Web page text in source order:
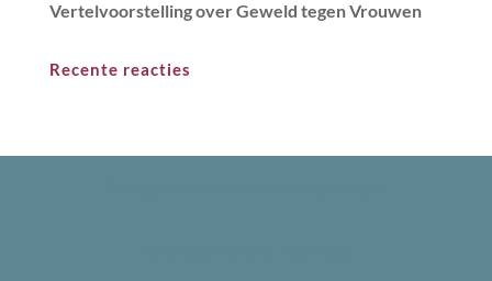
Vertelvoorstelling over Geweld tegen Vrouwen
Recente reacties